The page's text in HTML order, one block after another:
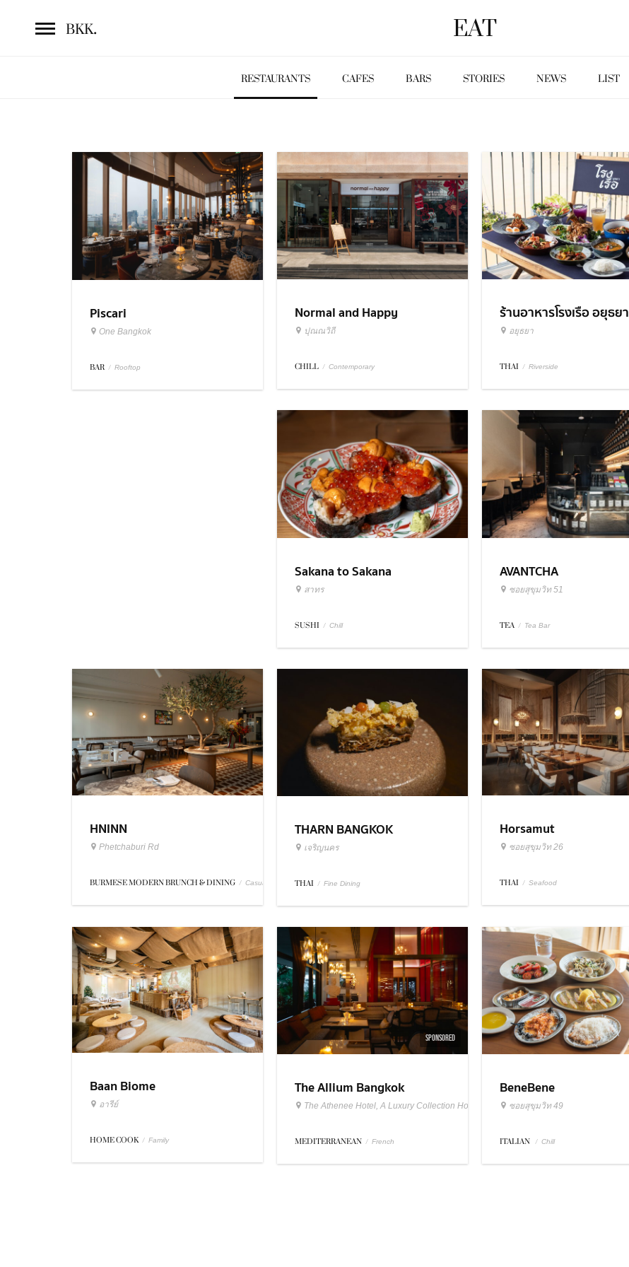
BKK. EAT
RESTAURANTS CAFES BARS STORIES NEWS LIST
Piscari
One Bangkok
BAR / Rooftop
Normal and Happy
ปุณณวิถี
CHILL / Contemporary
ร้านอาหารโรงเรือ อยุธยา
อยุธยา
THAI / Riverside
Sakana to Sakana
สาทร
SUSHI / Chill
AVANTCHA
ซอยสุขุมวิท 51
TEA / Tea Bar
HNINN
Phetchaburi Rd
BURMESE MODERN BRUNCH & DINING / Casual Dining
THARN BANGKOK
เจริญนคร
THAI / Fine Dining
Horsamut
ซอยสุขุมวิท 26
THAI / Seafood
Baan Biome
อารีย์
HOME COOK / Family
SPONSORED
The Allium Bangkok
The Athenee Hotel, A Luxury Collection Hotel Bangkok
MEDITERRANEAN / French
BeneBene
ซอยสุขุมวิท 49
ITALIAN / Chill